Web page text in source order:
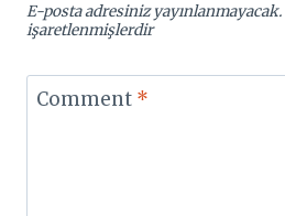
E-posta adresiniz yayınlanmayacak.
işaretlenmişlerdir
Comment *